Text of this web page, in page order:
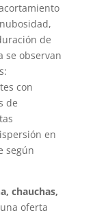
de
se observan
con
de
en
según
chauchas,
oferta